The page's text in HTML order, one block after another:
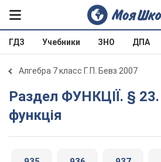
ГДЗ Учебники ЗНО ДПА
Алгебра 7 класс Г. П. Бевз 2007
Раздел ФУНКЦІЇ. § 23. Лінійна
функція